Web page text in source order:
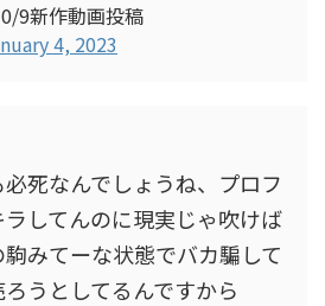
9新作動画投稿
4, 2023
死なんでしょうね、プロフ
してんのに現実じゃ吹けば
みてーな状態でバカ騙して
うとしてるんですから